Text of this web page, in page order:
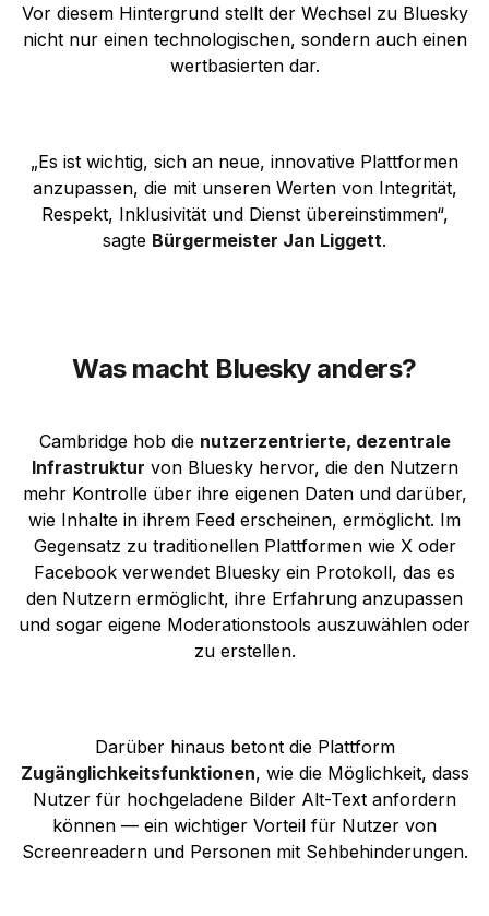
Vor diesem Hintergrund stellt der Wechsel zu Bluesky
nicht nur einen technologischen, sondern auch einen
wertbasierten dar.
„Es ist wichtig, sich an neue, innovative Plattformen
anzupassen, die mit unseren Werten von Integrität,
Respekt, Inklusivität und Dienst übereinstimmen“,
sagte Bürgermeister Jan Liggett.
Was macht Bluesky anders?
Cambridge hob die nutzerzentrierte, dezentrale
Infrastruktur von Bluesky hervor, die den Nutzern
mehr Kontrolle über ihre eigenen Daten und darüber,
wie Inhalte in ihrem Feed erscheinen, ermöglicht. Im
Gegensatz zu traditionellen Plattformen wie X oder
Facebook verwendet Bluesky ein Protokoll, das es
den Nutzern ermöglicht, ihre Erfahrung anzupassen
und sogar eigene Moderationstools auszuwählen oder
zu erstellen.
Darüber hinaus betont die Plattform
Zugänglichkeitsfunktionen, wie die Möglichkeit, dass
Nutzer für hochgeladene Bilder Alt-Text anfordern
können — ein wichtiger Vorteil für Nutzer von
Screenreadern und Personen mit Sehbehinderungen.